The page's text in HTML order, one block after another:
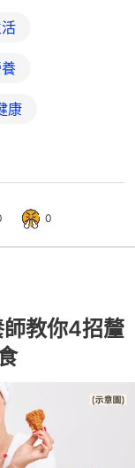
康
0
教你4招釐